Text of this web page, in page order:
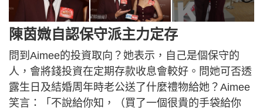
陳茵媺自認保守派主力定存
問到Aimee的投資取向？她表示，自己是個保守的
人，會將錢投資在定期存款收息會較好。問她可否透
露生日及結婚周年時老公送了什麼禮物給她？Aimee
笑言：「不說給你知，（買了一個很貴的手袋給你